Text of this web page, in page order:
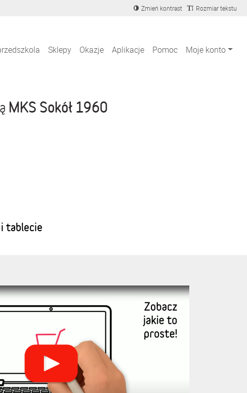
Zmień kontrast Rozmiar tekstu
Sklepy Okazje Aplikacje Pomoc Moje konto
MKS Sokół 1960
tablecie